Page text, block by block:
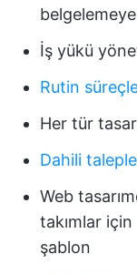
İş yükü
Rutin
Her tür
Dahili
Web
takımlar
şablon